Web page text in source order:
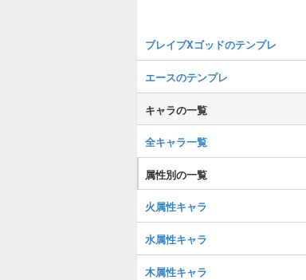
ブレイブXゴッドのテンプレ
エースのテンプレ
キャラの一覧
全キャラ一覧
属性別の一覧
火属性キャラ
水属性キャラ
木属性キャラ